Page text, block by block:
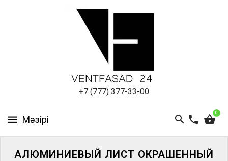
+7 (777) 377-33-00
0
ПАНЕЛИ
АЛЮМИНИЕВЫЙ ЛИСТ ОКРАШЕННЫЙ